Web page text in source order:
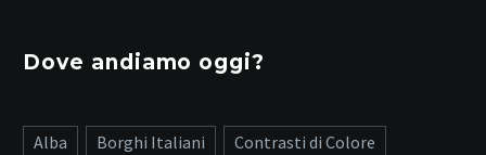
Dove andiamo oggi?
Alba Borghi Italiani
Contrasti di Colore